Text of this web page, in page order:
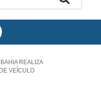
REALIZA
VEÍCULO